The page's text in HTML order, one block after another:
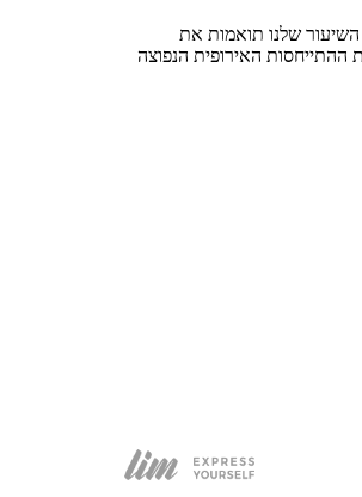
שלנו תואמות את
ההתייחסות האירופית הנפוצה